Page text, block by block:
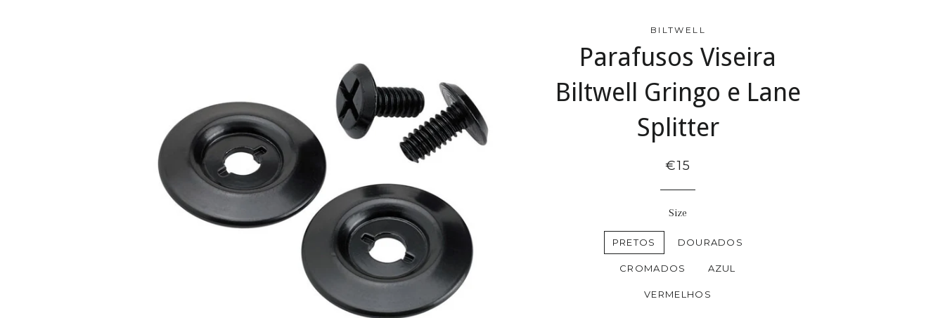
BILTWELL
Parafusos Viseira
Biltwell Gringo e Lane
Splitter
€15
Size
PRETOS DOURADOS
CROMADOS AZUL
VERMELHOS